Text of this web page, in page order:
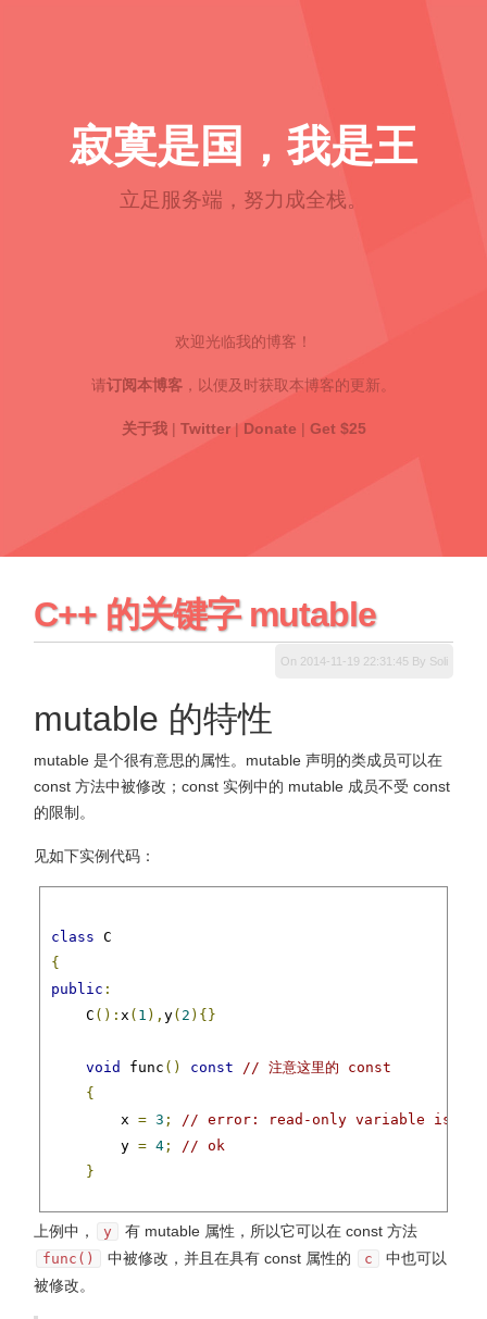
寂寞是国，我是王
立足服务端，努力成全栈。
欢迎光临我的博客！
请订阅本博客 ，以便及时获取本博客的更新。
关于我| Twitter| Donate | Get $25
C++ 的关键字 mutable
On 2014-11-19 22:31:45 By Soli
mutable 的特性
mutable 是个很有意思的属性。mutable 声明的类成员可以在
const 方法中被修改；const 实例中的 mutable 成员不受 const
的限制。
见如下实例代码：
class
{
public :
    C
(): x ( 1 ), y( 2 ){}
void func () const
// 注意这里的 const
{
        x
= 3 ;
// error: read-only variable is not
        y
= 4 ;
// ok
}
x;
mutable int y ;
};
上例中， y 有 mutable 属性，所以它可以在 const 方法
func() 中被修改，并且在具有 const 属性的 c
中也可以
被修改。